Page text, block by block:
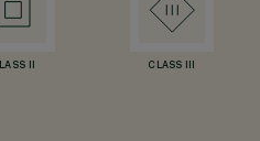
II CLASS III